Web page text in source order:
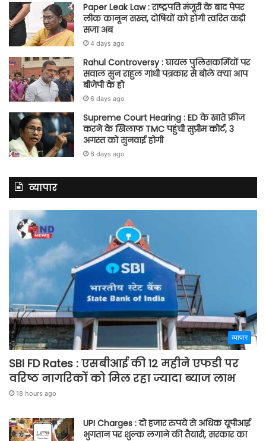
Paper Leak Law : राष्ट्रपति मंजूरी के बाद पेपर
लीक कानून सख्त, दोषियों को होगी त्वरित कड़ी
सजा अब
4 days ago
Rahul Controversy : घायल पुलिसकर्मियों पर
सवाल सुन राहुल गांधी पत्रकार से बोले क्या आप
बीजेपी के हो
6 days ago
Supreme Court Hearing : ED के खाते फ्रीज
करने के खिलाफ TMC पहुंची सुप्रीम कोर्ट, 3
अगस्त को सुनवाई होगी
6 days ago
व्यापार
व्यापार
SBI FD Rates : एसबीआई की 12 महीने एफडी पर
वरिष्ठ नागरिकों को मिल रहा ज्यादा ब्याज लाभ
18 hours ago
UPI Charges : दो हजार रुपये से अधिक यूपीआई
भुगतान पर शुल्क लगाने की तैयारी, सरकार का